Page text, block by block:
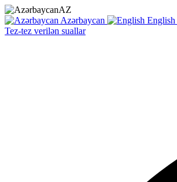
AZ
Azərbaycan
English
Tez-tez verilən suallar